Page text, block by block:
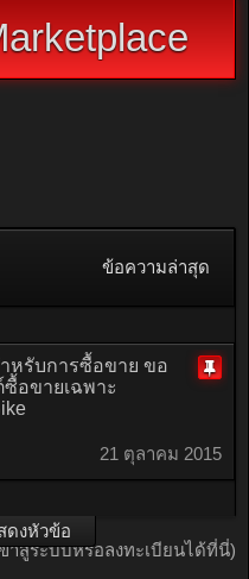
ข้อความล่าสุด
หรับการซื้อขาย ขอ
อขายเฉพาะ
21 ตุลาคม 2015
ดงหัวข้อ
าสู่ระบบหรือลงทะเบียนได้ที่นี่)